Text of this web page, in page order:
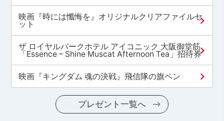
映画『時には懺悔を』オリジナルクリアファイルセ
ット
ザ ロイヤルパークホテル アイコニック 大阪御堂筋
「Essence – Shine Muscat Afternoon Tea」招待券
映画『キングダム 魂の決戦』飛信隊の旗ペン
プレゼント一覧へ